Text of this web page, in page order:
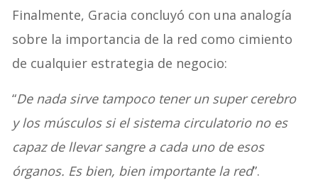
Finalmente, Gracia concluyó con una analogía
sobre la importancia de la red como cimiento
de cualquier estrategia de negocio:
“De nada sirve tampoco tener un super cerebro
y los músculos si el sistema circulatorio no es
capaz de llevar sangre a cada uno de esos
órganos. Es bien, bien importante la red”.